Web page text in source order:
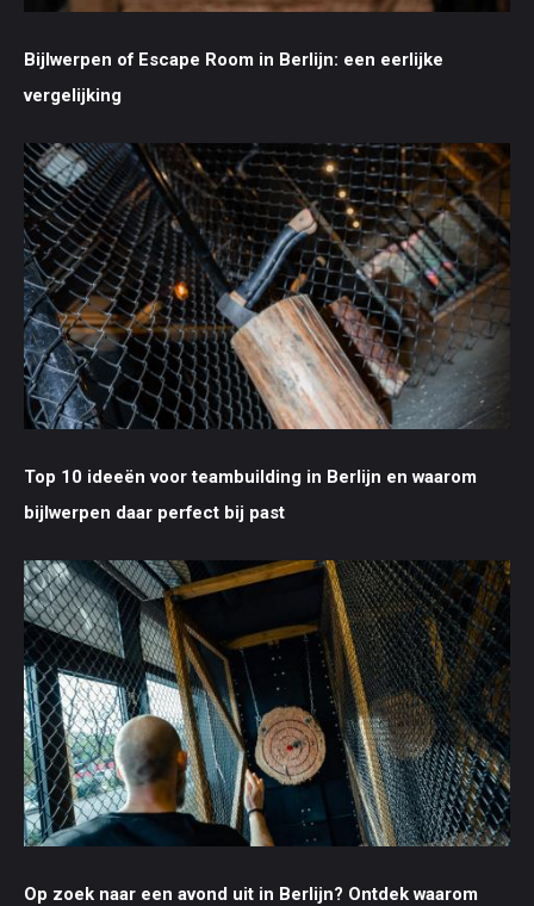
Bijlwerpen of Escape Room in Berlijn: een eerlijke
vergelijking
Top 10 ideeën voor teambuilding in Berlijn en waarom
bijlwerpen daar perfect bij past
Op zoek naar een avond uit in Berlijn? Ontdek waarom